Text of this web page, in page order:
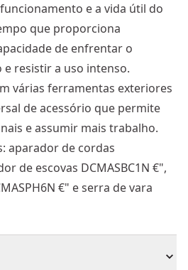
e a vida útil do
que proporciona
de enfrentar o
e resistir a uso intenso.
várias ferramentas exteriores
de acessório que permite
e assumir mais trabalho.
aparador de cordas
de escovas DCMASBC1N €",
€" e serra de vara